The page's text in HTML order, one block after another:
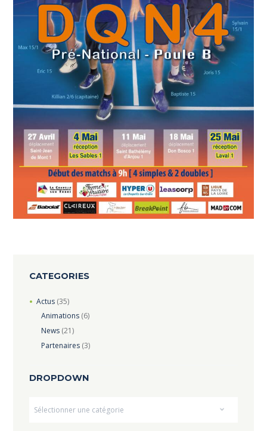
CATEGORIES
Actus(35)
Animations (6)
News (21)
Partenaires (3)
DROPDOWN